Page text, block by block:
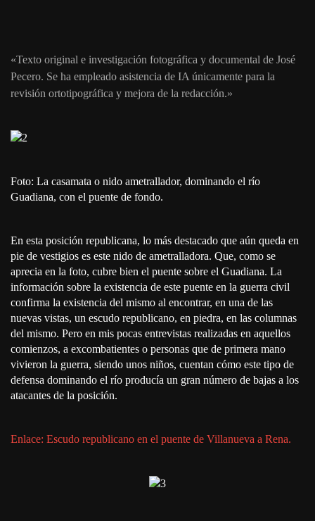
«Texto original e investigación fotográfica y documental de José
Pecero. Se ha empleado asistencia de IA únicamente para la
revisión ortotipográfica y mejora de la redacción.»
Foto: La casamata o nido ametrallador, dominando el río
Guadiana, con el puente de fondo.
En esta posición republicana, lo más destacado que aún queda en
pie de vestigios es este nido de ametralladora. Que, como se
aprecia en la foto, cubre bien el puente sobre el Guadiana. La
información sobre la existencia de este puente en la guerra civil
confirma la existencia del mismo al encontrar, en una de las
nuevas vistas, un escudo republicano, en piedra, en las columnas
del mismo. Pero en mis pocas entrevistas realizadas en aquellos
comienzos, a excombatientes o personas que de primera mano
vivieron la guerra, siendo unos niños, cuentan cómo este tipo de
defensa dominando el río producía un gran número de bajas a los
atacantes de la posición.
Enlace: Escudo republicano en el puente de Villanueva a Rena.